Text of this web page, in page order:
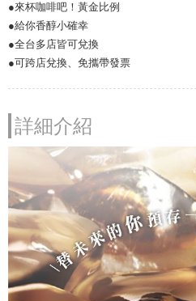
●來杯咖啡吧！黃金比例
●給你香醇小確幸
●全台多店皆可兌換
●可跨店兌換、免攜帶發票
詳細介紹